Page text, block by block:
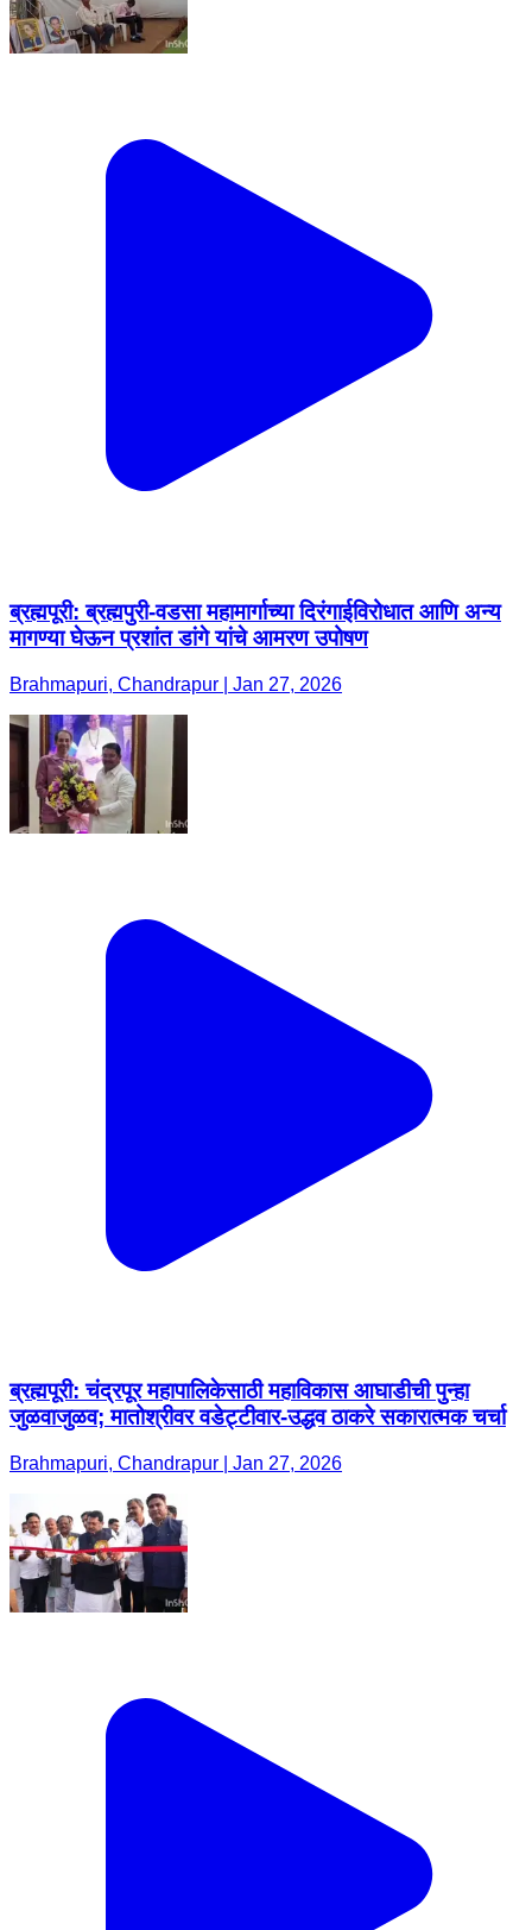
ब्रह्मपूरी: ब्रह्मपुरी-वडसा महामार्गाच्या दिरंगाईविरोधात आणि अन्य
मागण्या घेऊन प्रशांत डांगे यांचे आमरण उपोषण
Brahmapuri, Chandrapur | Jan 27, 2026
ब्रह्मपूरी: चंद्रपूर महापालिकेसाठी महाविकास आघाडीची पुन्हा
जुळवाजुळव; मातोश्रीवर वडेट्टीवार-उद्धव ठाकरे सकारात्मक चर्चा
Brahmapuri, Chandrapur | Jan 27, 2026